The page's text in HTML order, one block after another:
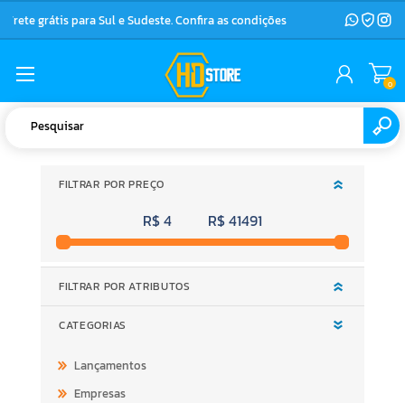
Frete grátis para Sul e Sudeste. Confira as condições
0
FILTRAR POR PREÇO
R$ 4 R$ 41491
FILTRAR POR ATRIBUTOS
CATEGORIAS
Lançamentos
Empresas